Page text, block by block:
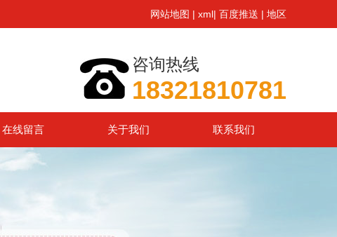
网站地图 | xml| 百度推送 | 地区
咨询热线
18321810781
在线留言 关于我们 联系我们